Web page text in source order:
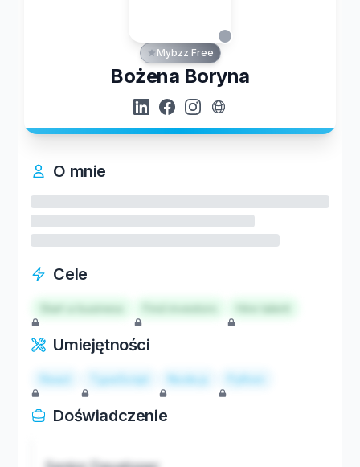
Mybzz Free
Bożena Boryna
O mnie
Cele
Start a business Hire talent
Umiejętności
React TypeScript Node.js Python
Doświadczenie